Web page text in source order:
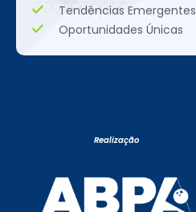
Tendências Emergentes
Oportunidades Únicas
Realização